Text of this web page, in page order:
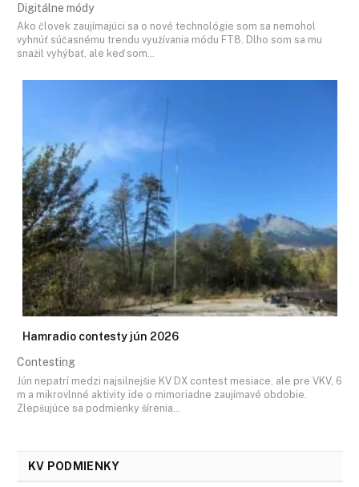
Digitálne módy
Ako človek zaujímajúci sa o nové technológie som sa nemohol
vyhnúť súčasnému trendu využívania módu FT8. Dlho som sa mu
snažil vyhýbať, ale keď som…
Hamradio contesty jún 2026
Contesting
Jún nepatrí medzi najsilnejšie KV DX contest mesiace, ale pre VKV, 6
m a mikrovlnné aktivity ide o mimoriadne zaujímavé obdobie.
Zlepšujúce sa podmienky šírenia…
KV PODMIENKY